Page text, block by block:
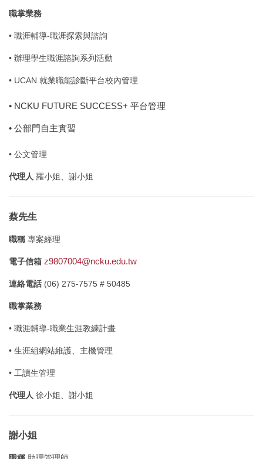
職掌業務
• 職涯輔導-職涯探索與諮詢
• 辦理學生職涯諮詢系列活動
• UCAN 就業職能診斷平台校內管理
• NCKU FUTURE SUCCESS+ 平台管理
• 公部門自主實習
• 公文管理
代理人 羅小姐、謝小姐
蔡先生
職稱 專案經理
電子信箱 z9807004@ncku.edu.tw
連絡電話 (06) 275-7575 # 50485
職掌業務
• 職涯輔導-職業生涯教練計畫
• 生涯組網站維護、主機管理
• 工讀生管理
代理人 徐小姐、謝小姐
謝小姐